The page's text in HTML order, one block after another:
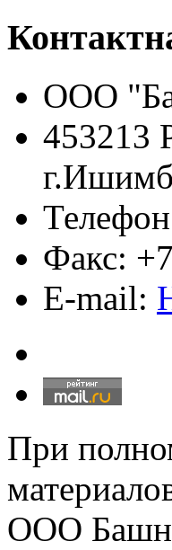
ООО
453213
Факс:
E-mail:
При
ООО